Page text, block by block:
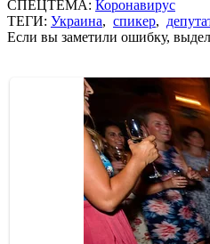
СПЕЦТЕМА: Коронавирус
ТЕГИ: Украина, спикер,
Если вы заметили ошибку,